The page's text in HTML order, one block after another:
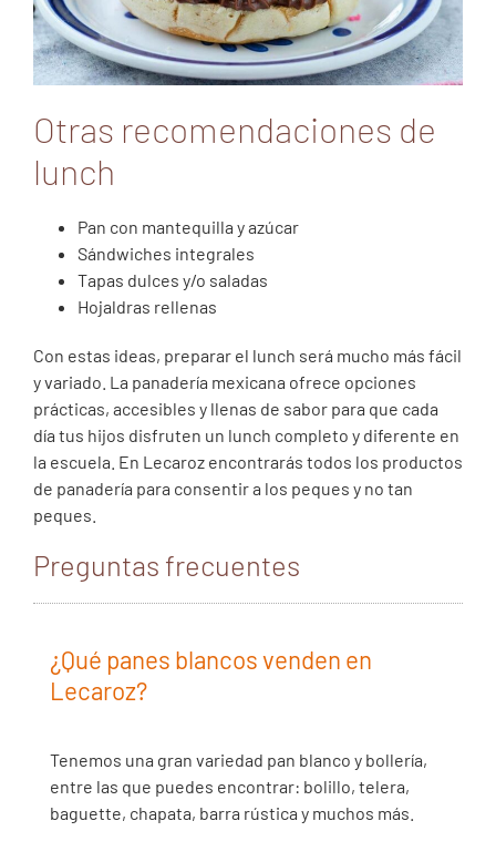
Otras recomendaciones de
lunch
Pan con mantequilla y azúcar
Sándwiches integrales
Tapas dulces y/o saladas
Hojaldras rellenas
Con estas ideas, preparar el lunch será mucho más fácil
y variado. La panadería mexicana ofrece opciones
prácticas, accesibles y llenas de sabor para que cada
día tus hijos disfruten un lunch completo y diferente en
la escuela. En Lecaroz encontrarás todos los productos
de panadería para consentir a los peques y no tan
peques.
Preguntas frecuentes
¿Qué panes blancos venden en
Lecaroz?
Tenemos una gran variedad pan blanco y bollería,
entre las que puedes encontrar: bolillo, telera,
baguette, chapata, barra rústica y muchos más.